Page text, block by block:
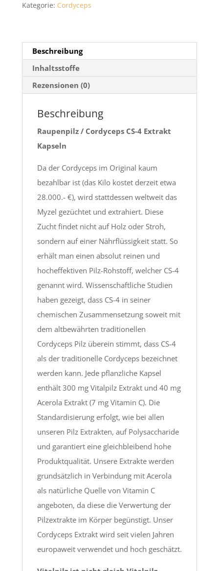
Menge
Kategorie: Cordyceps
Beschreibung
Inhaltsstoffe
Rezensionen (0)
Beschreibung
Raupenpilz / Cordyceps CS-4 Extrakt
Kapseln
Da der Cordyceps im Original kaum
bezahlbar ist (das Kilo kostet derzeit etwa
28.000.- €), wird stattdessen weltweit das
Myzel gezüchtet und extrahiert. Diese
Zucht findet nicht auf Holz oder Stroh,
sondern auf einer Nährflüssigkeit statt. So
erhält man einen absolut reinen und
hocheffektiven Pilz-Rohstoff, welcher CS-4
genannt wird. Wissenschaftliche Studien
haben gezeigt, dass CS-4 in seiner
chemischen Zusammensetzung soweit mit
dem altbewährten traditionellen
Cordyceps Pilz überein stimmt, dass CS-4
als der traditionelle Cordyceps bezeichnet
werden kann. Jede pflanzliche Kapsel
enthält 300 mg Vitalpilz Extrakt und 40 mg
Acerola Extrakt (7 mg Vitamin C). Die
Standardisierung erfolgt, wie bei allen
unseren Pilz Extrakten, auf Polysaccharide
und garantiert eine gleichbleibend hohe
Produktqualität. Unsere Extrakte werden
grundsätzlich in Verbindung mit Acerola
als natürliche Quelle von Vitamin C
angeboten, da diese die Verwertung der
Pilzextrakte im Körper begünstigt. Unser
Cordyceps Extrakt wird seit vielen Jahren
europaweit verwendet und hoch geschätzt.